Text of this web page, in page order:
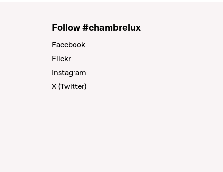
Follow #chambrelux
Facebook
Flickr
Instagram
X (Twitter)